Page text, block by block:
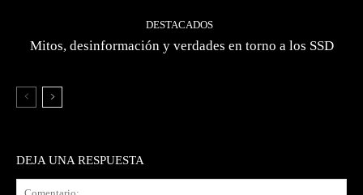
DESTACADOS
Mitos, desinformación y verdades en torno a los SSD
DEJA UNA RESPUESTA